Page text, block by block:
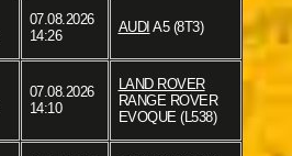
07.08.2026
14:26
AUDI A5 (8T3)
07.08.2026
14:10
LAND ROVER
RANGE ROVER
EVOQUE (L538)